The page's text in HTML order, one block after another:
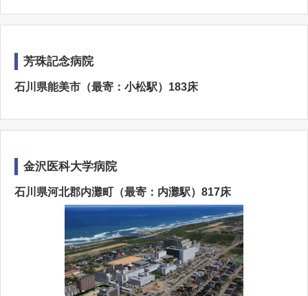
芳珠記念病院
石川県能美市（最寄：小松駅）183床
金沢医科大学病院
石川県河北郡内灘町（最寄：内灘駅）817床